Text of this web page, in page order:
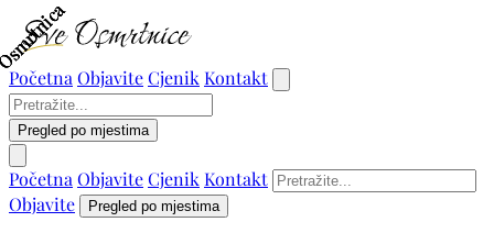
Početna ObjaviteCjenik Kontakt
Pregled po mjestima
Početna ObjaviteCjenik Kontakt
Objavite
Pregled po mjestima